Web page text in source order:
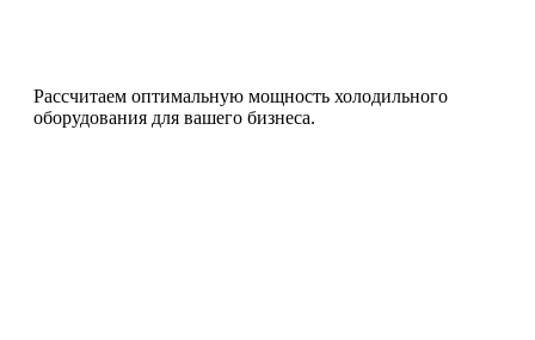
Рассчитаем оптимальную мощность холодильного
оборудования для вашего бизнеса.